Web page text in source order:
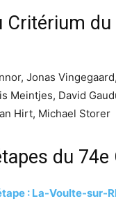
Critérium du
Jonas
Meintjes, David
Hirt, Michael Storer
du
: La-Voulte-sur-